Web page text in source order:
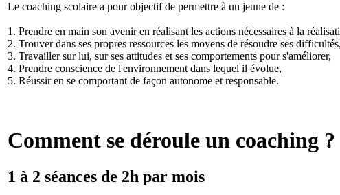
Le coaching scolaire a pour objectif de permettre à un jeune de :
1. Prendre en main son avenir en réalisant les actions nécessaires à la
2. Trouver dans ses propres ressources les moyens de résoudre ses difficultés,
3. Travailler sur lui, sur ses attitudes et ses comportements pour s'améliorer,
4. Prendre conscience de l'environnement dans lequel il évolue,
5. Réussir en se comportant de façon autonome et responsable.
Comment se déroule un coaching ?
1 à 2 séances de 2h par mois